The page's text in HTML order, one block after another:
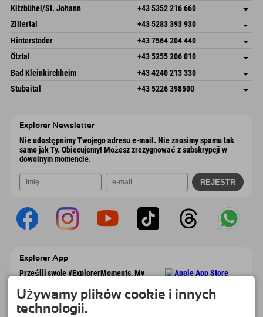
Dorfstr. 127b
6793 Gaschurn/Montafon
Austria
Zapisz adres
Książka
Wyślij e-mail
Kitzbühel/St. Johann +43 5352 216 660
Speckbacherstraße 87
Austria
Zapisz adres
Wyślij e-mail
Zillertal +43 5283 393 930
Schmiedau 2
6272 Kaltenbach im Zillertal
Austria
Zapisz adres
Książka
Wyślij e-mail
Hinterstoder +43 7564 204 440
Freizeitpark 10
Austria
Zapisz adres
Wyślij e-mail
Ötztal +43 5255 206 010
Gscheat 14
6441 Umhausen
Austria
Zapisz adres
Książka
Wyślij e-mail
Bad Kleinkirchheim +43 4240 213 330
Dorfstraße 24
Zapisz adres
Stubaital +43 5226 398500
Explorer Newsletter
Nie udostępnimy Twojego adresu e-mail. Nie znosimy spamu tak
samo jak Ty. Obiecujemy! Możesz zrezygnować z subskrypcji w
dowolnym momencie.
Explorer App
Prześlij swoje #ExplorerMoments, My
listą marzeń, przeglądem restauracji i
wieloma innymi. Pobierz teraz!
Używamy plików cookie i innych
technologii.